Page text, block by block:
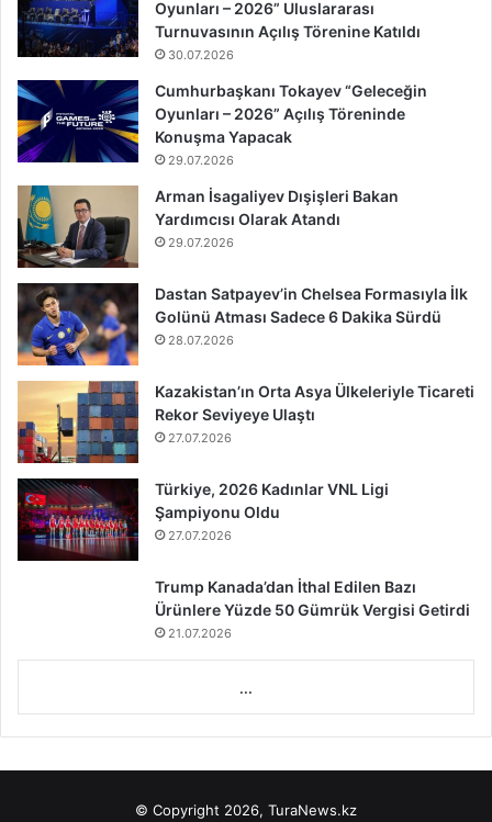
Oyunları – 2026” Uluslararası
Turnuvasının Açılış Törenine Katıldı
30.07.2026
Cumhurbaşkanı Tokayev “Geleceğin
Oyunları – 2026” Açılış Töreninde
Konuşma Yapacak
29.07.2026
Arman İsagaliyev Dışişleri Bakan
Yardımcısı Olarak Atandı
29.07.2026
Dastan Satpayev’in Chelsea Formasıyla İlk
Golünü Atması Sadece 6 Dakika Sürdü
28.07.2026
Kazakistan’ın Orta Asya Ülkeleriyle Ticareti
Rekor Seviyeye Ulaştı
27.07.2026
Türkiye, 2026 Kadınlar VNL Ligi
Şampiyonu Oldu
27.07.2026
Trump Kanada’dan İthal Edilen Bazı
Ürünlere Yüzde 50 Gümrük Vergisi Getirdi
21.07.2026
...
© Copyright 2026, TuraNews.kz